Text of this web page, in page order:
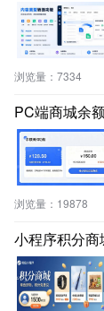
浏览量： 7334
PC端商城余
浏览量： 19878
小程序积分商